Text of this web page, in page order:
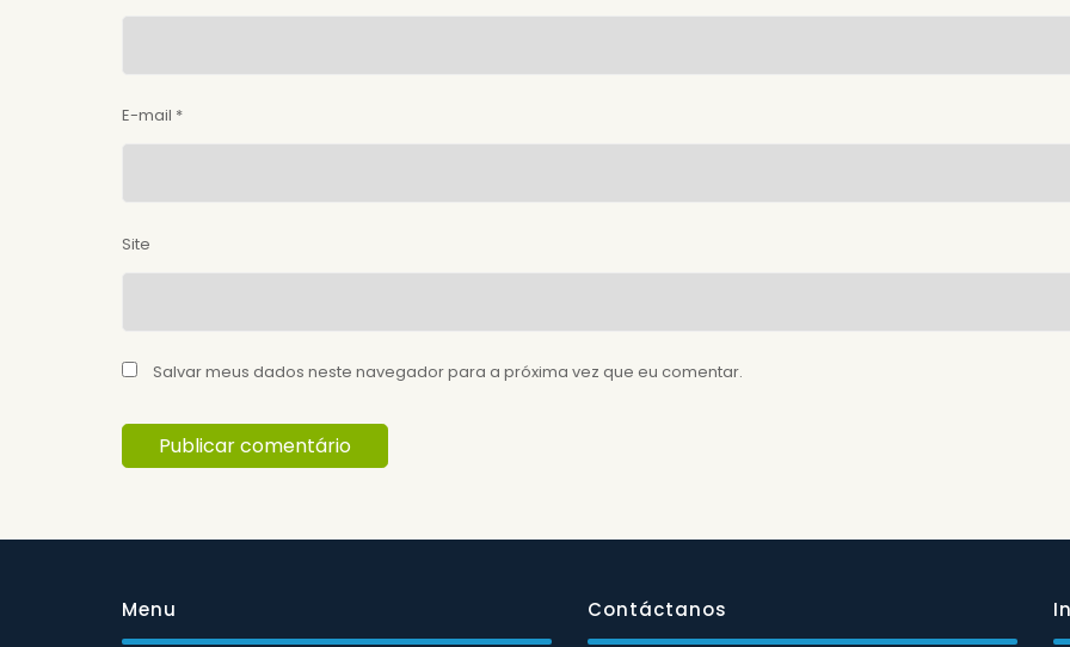
E-mail *
Site
Salvar meus dados neste navegador para a próxima vez que eu comentar.
Menu Contáctanos